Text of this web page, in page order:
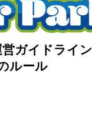
ガイドライン
ルール